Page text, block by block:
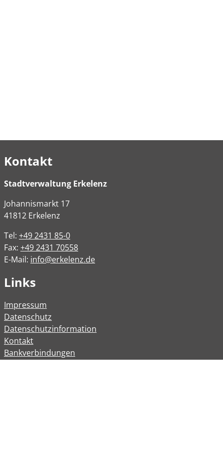
Kontakt
Stadtverwaltung Erkelenz
Johannismarkt 17
41812 Erkelenz
Tel: +49 2431 85-0
Fax: +49 2431 70558
E-Mail: info@erkelenz.de
Links
Impressum
Datenschutz
Datenschutzinformation
Kontakt
Bankverbindungen